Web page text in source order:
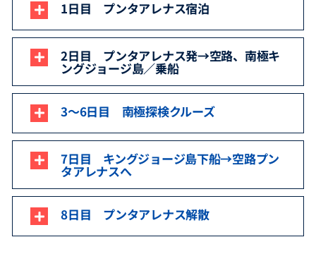
1日目 プンタアレナス宿泊
2日目 プンタアレナス発→空路、南極キ
ングジョージ島／乗船
3～6日目 南極探検クルーズ
7日目 キングジョージ島下船→空路プン
タアレナスへ
8日目 プンタアレナス解散